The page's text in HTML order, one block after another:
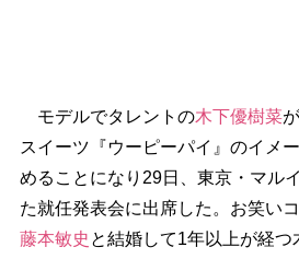
モデルでタレントの木下優樹菜
スイーツ『ウーピーパイ』のイメ
めることになり29日、東京・マル
た就任発表会に出席した。お笑いコ
藤本敏史 と結婚して1年以上が経つ